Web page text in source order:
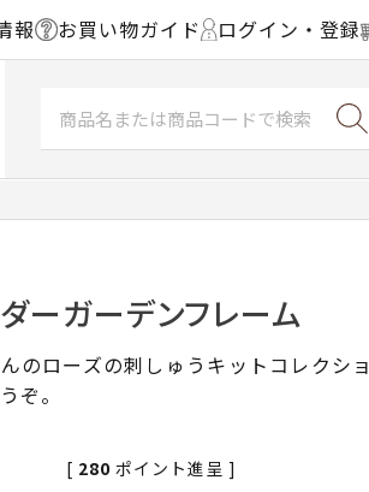
報 お買い物ガイド ログイン・登録
ーガーデンフレーム
のローズの刺しゅうキットコレクショ
ぞ。
[ 280 ポイント進呈 ]